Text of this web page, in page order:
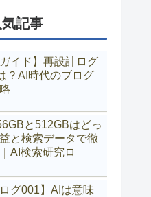
記事
ガイド】再設計ログ
？AI時代のブログ
と512GBはどっ
と検索データで徹
AI検索研究ロ
ログ001】AIは意味